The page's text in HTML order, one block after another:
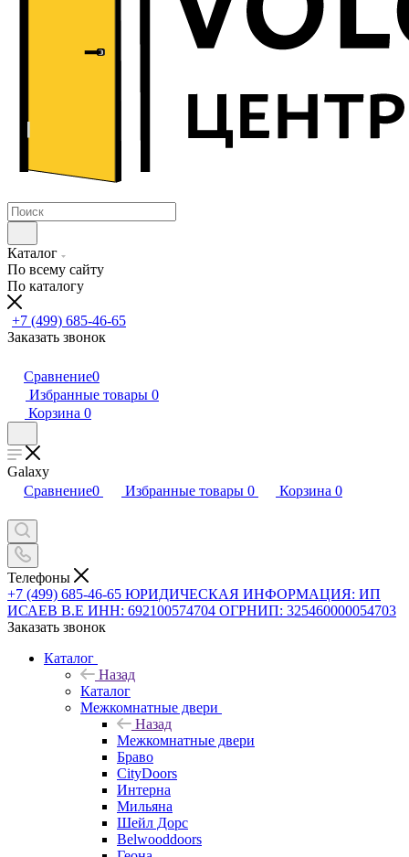
Каталог
По всему сайту
По каталогу
+7 (499) 685-46-65
Заказать звонок
Сравнение0
Избранные товары 0
Корзина 0
Galaxy
Сравнение0 Избранные товары 0 Корзина 0
Телефоны
+7 (499) 685-46-65 ЮРИДИЧЕСКАЯ ИНФОРМАЦИЯ: ИП
ИСАЕВ В.Е ИНН: 692100574704 ОГРНИП: 325460000054703
Заказать звонок
Каталог
Назад
Каталог
Межкомнатные двери
Назад
Межкомнатные двери
Браво
CityDoors
Интерна
Мильяна
Шейл Дорс
Belwooddoors